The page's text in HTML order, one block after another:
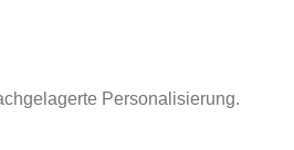
Personalisierung.